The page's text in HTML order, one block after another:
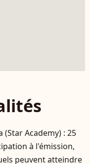
Academy) : 25
à l'émission,
peuvent atteindre